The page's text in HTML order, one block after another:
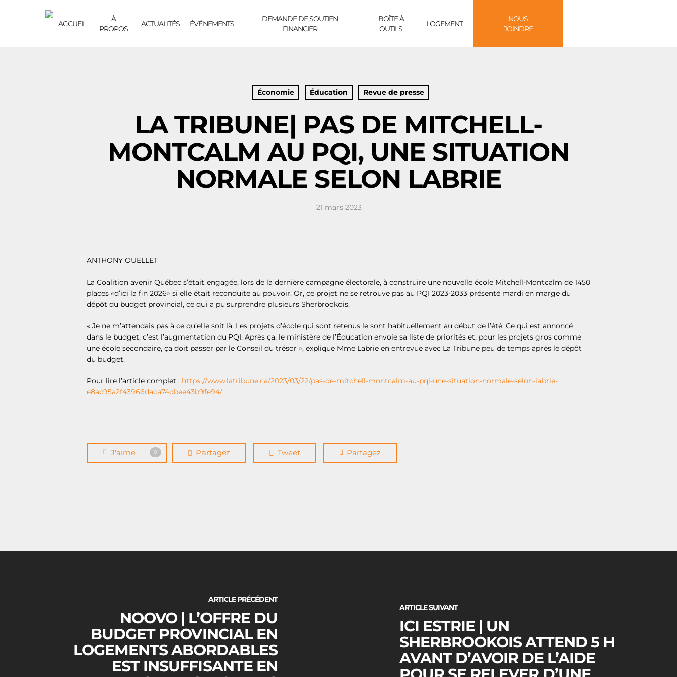
Hit enter to search or ESC to close
ACCUEIL
À
PROPOS
ACTUALITÉS ÉVÉNEMENTS
DEMANDE DE SOUTIEN
FINANCIER
BOÎTE À
OUTILS
LOGEMENT
NOUS
JOINDRE
Économie Éducation Revue de presse
LA TRIBUNE| PAS DE MITCHELL-
MONTCALM AU PQI, UNE SITUATION
NORMALE SELON LABRIE
21 mars 2023
ANTHONY OUELLET
La Coalition avenir Québec s’était engagée, lors de la dernière campagne électorale, à construire une nouvelle école Mitchell-Montcalm de 1450
places «d’ici la fin 2026» si elle était reconduite au pouvoir. Or, ce projet ne se retrouve pas au PQI 2023-2033 présenté mardi en marge du
dépôt du budget provincial, ce qui a pu surprendre plusieurs Sherbrookois.
« Je ne m’attendais pas à ce qu’elle soit là. Les projets d’école qui sont retenus le sont habituellement au début de l’été. Ce qui est annoncé
dans le budget, c’est l’augmentation du PQI. Après ça, le ministère de l’Éducation envoie sa liste de priorités et, pour les projets gros comme
une école secondaire, ça doit passer par le Conseil du trésor », explique Mme Labrie en entrevue avec La Tribune peu de temps après le dépôt
du budget.
Pour lire l’article complet : https://www.latribune.ca/2023/03/22/pas-de-mitchell-montcalm-au-pqi-une-situation-normale-selon-labrie-
e8ac95a2f43966daca74dbee43b9fe94/
J'aime 0 Partagez Tweet Partagez
ARTICLE PRÉCÉDENT
NOOVO | L’OFFRE DU
BUDGET PROVINCIAL EN
LOGEMENTS ABORDABLES
EST INSUFFISANTE EN
ARTICLE SUIVANT
ICI ESTRIE | UN
SHERBROOKOIS ATTEND 5 H
AVANT D’AVOIR DE L’AIDE